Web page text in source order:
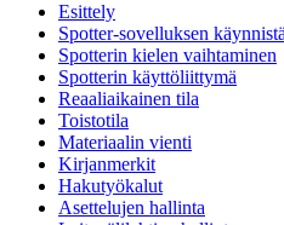
Esittely
Spotter-sovelluksen
Spotterin kielen vaihtaminen
Spotterin käyttöliittymä
Reaaliaikainen tila
Toistotila
Materiaalin vienti
Kirjanmerkit
Hakutyökalut
Asettelujen hallinta